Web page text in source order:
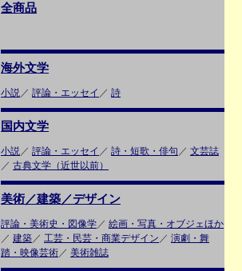
全商品
海外文学
小説／ 評論・エッセイ ／ 詩
国内文学
小説／ 評論・エッセイ ／ 詩・短歌・俳句 ／ 文芸誌
／ 古典文学（近世以前）
美術／建築／デザイン
評論・美術史・図像学／ 絵画・写真・オブジェほか
／ 建築／ 工芸・民芸・商業デザイン ／ 演劇・舞
踏・映像芸術／ 美術雑誌